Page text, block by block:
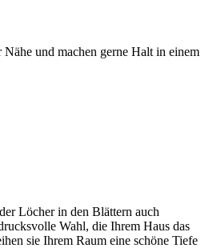
und machen gerne Halt in einem
Löcher in den Blättern auch
Wahl, die Ihrem Haus das
sie Ihrem Raum eine schöne Tiefe